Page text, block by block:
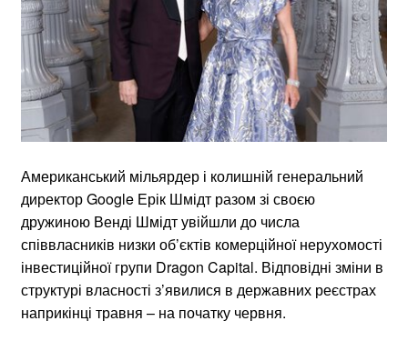
Американський мільярдер і колишній генеральний
директор Google Ерік Шмідт разом зі своєю
дружиною Венді Шмідт увійшли до числа
співвласників низки об’єктів комерційної нерухомості
інвестиційної групи Dragon Capital. Відповідні зміни в
структурі власності з’явилися в державних реєстрах
наприкінці травня – на початку червня.